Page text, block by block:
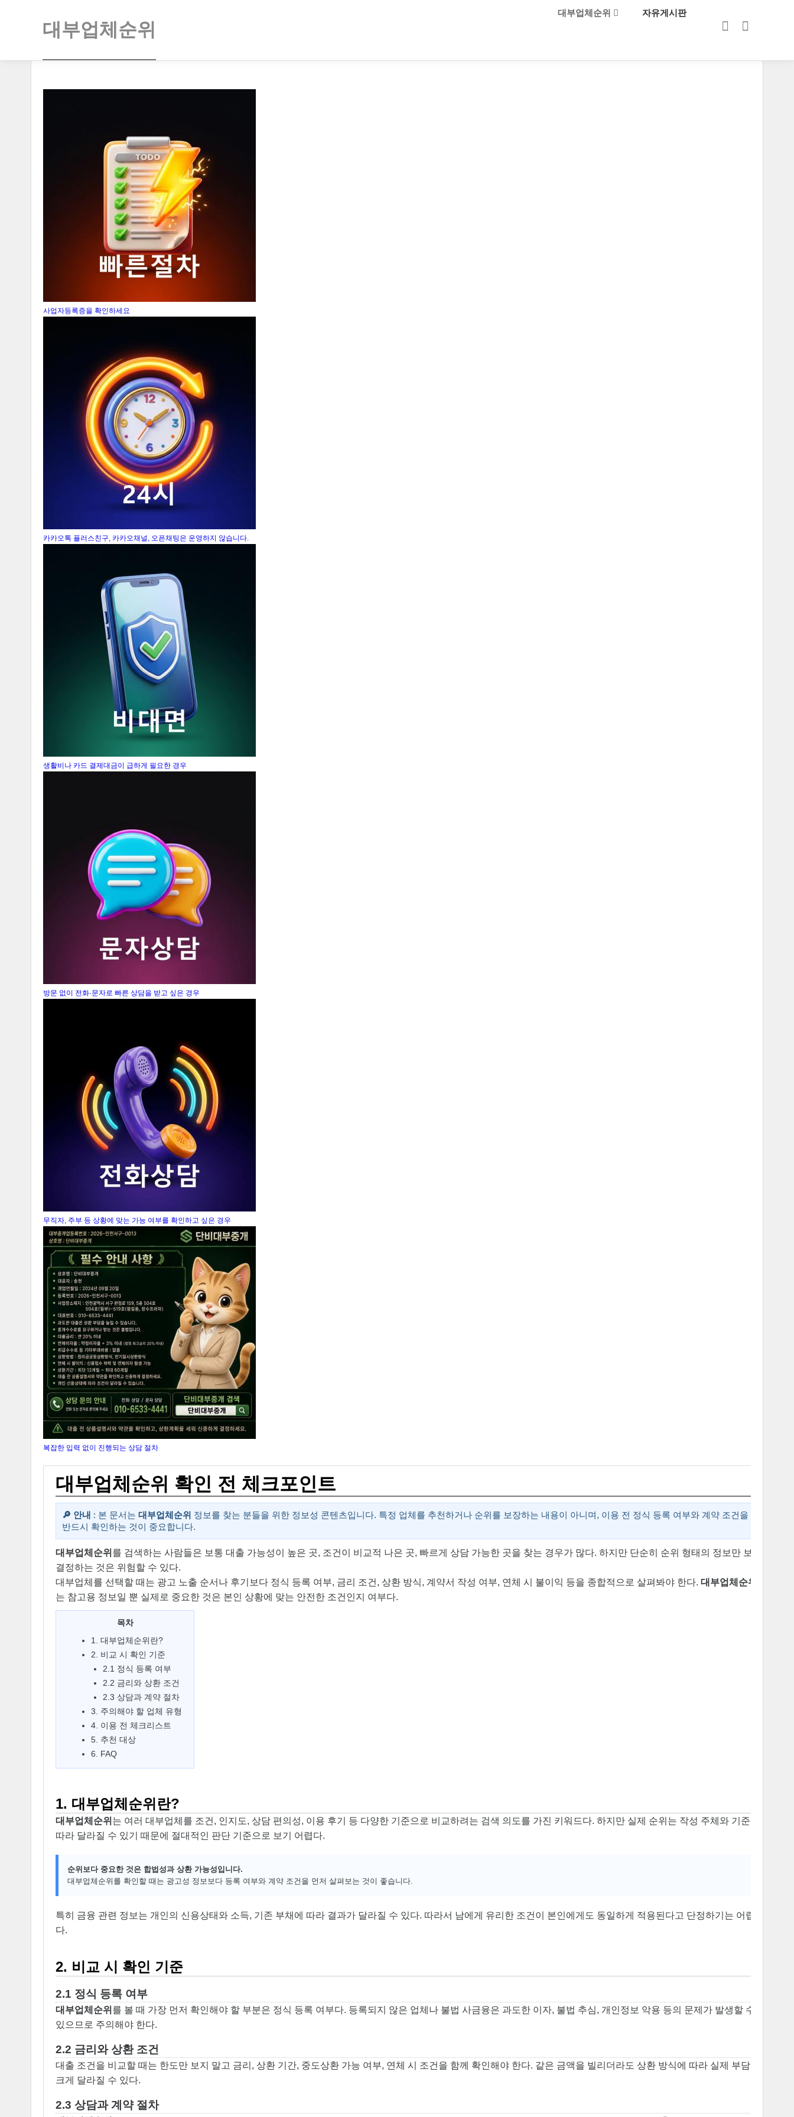
대부업체순위
로그인
대부업체순위 자유게시판
사업자등록증을 확인하세요
카카오톡 플러스친구, 카카오채널, 오픈채팅은 운영하지 않습니다.
생활비나 카드 결제대금이 급하게 필요한 경우
방문 없이 전화·문자로 빠른 상담을 받고 싶은 경우
무직자, 주부 등 상황에 맞는 가능 여부를 확인하고 싶은 경우
복잡한 입력 없이 진행되는 상담 절차
대부업체순위 확인 전 체크포인트
🔎 안내 : 본 문서는 대부업체순위 정보를 찾는 분들을 위한 정보성 콘텐츠입니다. 특정 업체를 추천하거나 순위를 보장하는 내용이 아니며, 이용 전 정식 등록 여부와 계약 조건을
반드시 확인하는 것이 중요합니다.
대부업체순위 를 검색하는 사람들은 보통 대출 가능성이 높은 곳, 조건이 비교적 나은 곳, 빠르게 상담 가능한 곳을 찾는 경우가 많다. 하지만 단순히 순위 형태의 정보만 보고
결정하는 것은 위험할 수 있다.
대부업체를 선택할 때는 광고 노출 순서나 후기보다 정식 등록 여부, 금리 조건, 상환 방식, 계약서 작성 여부, 연체 시 불이익 등을 종합적으로 살펴봐야 한다. 대부업체순위
는 참고용 정보일 뿐 실제로 중요한 것은 본인 상황에 맞는 안전한 조건인지 여부다.
목차
1. 대부업체순위란?
2. 비교 시 확인 기준
2.1 정식 등록 여부
2.2 금리와 상환 조건
2.3 상담과 계약 절차
3. 주의해야 할 업체 유형
4. 이용 전 체크리스트
5. 추천 대상
6. FAQ
1. 대부업체순위란?
대부업체순위 는 여러 대부업체를 조건, 인지도, 상담 편의성, 이용 후기 등 다양한 기준으로 비교하려는 검색 의도를 가진 키워드다. 하지만 실제 순위는 작성 주체와 기준에
따라 달라질 수 있기 때문에 절대적인 판단 기준으로 보기 어렵다.
순위보다 중요한 것은 합법성과 상환 가능성입니다.
대부업체순위를 확인할 때는 광고성 정보보다 등록 여부와 계약 조건을 먼저 살펴보는 것이 좋습니다.
특히 금융 관련 정보는 개인의 신용상태와 소득, 기존 부채에 따라 결과가 달라질 수 있다. 따라서 남에게 유리한 조건이 본인에게도 동일하게 적용된다고 단정하기는 어렵
다.
2. 비교 시 확인 기준
2.1 정식 등록 여부
대부업체순위 를 볼 때 가장 먼저 확인해야 할 부분은 정식 등록 여부다. 등록되지 않은 업체나 불법 사금융은 과도한 이자, 불법 추심, 개인정보 악용 등의 문제가 발생할 수
있으므로 주의해야 한다.
2.2 금리와 상환 조건
대출 조건을 비교할 때는 한도만 보지 말고 금리, 상환 기간, 중도상환 가능 여부, 연체 시 조건을 함께 확인해야 한다. 같은 금액을 빌리더라도 상환 방식에 따라 실제 부담은
크게 달라질 수 있다.
2.3 상담과 계약 절차